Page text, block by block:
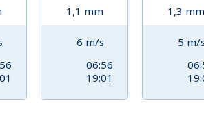
1,1 mm
6 m/s
06:56
19:01
1,3 mm
5 m/s